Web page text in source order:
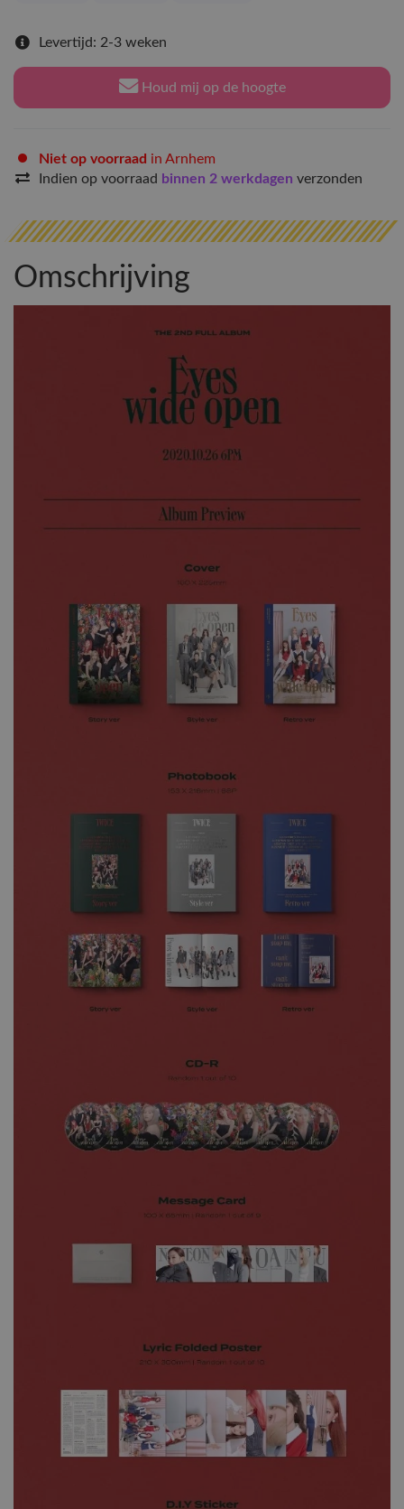
Levertijd: 2-3 weken
Houd mij op de hoogte
Niet op voorraad in Arnhem
Indien op voorraad binnen 2 werkdagen verzonden
Omschrijving